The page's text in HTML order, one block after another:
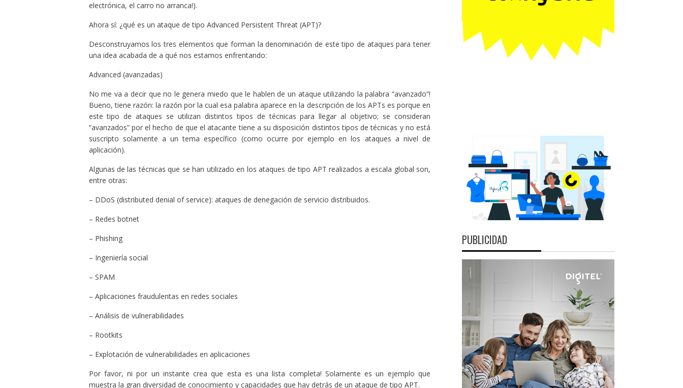
electrónica, el carro no arranca!).
Ahora sí: ¿qué es un ataque de tipo Advanced Persistent Threat (APT)?
Desconstruyamos los tres elementos que forman la denominación de este tipo de ataques para tener
una idea acabada de a qué nos estamos enfrentando:
Advanced (avanzadas)
No me va a decir que no le genera miedo que le hablen de un ataque utilizando la palabra “avanzado”!
Bueno, tiene razón: la razón por la cual esa palabra aparece en la descripción de los APTs es porque en
este tipo de ataques se utilizan distintos tipos de técnicas para llegar al objetivo; se consideran
“avanzados” por el hecho de que el atacante tiene a su disposición distintos tipos de técnicas y no está
suscripto solamente a un tema específico (como ocurre por ejemplo en los ataques a nivel de
aplicación).
Algunas de las técnicas que se han utilizado en los ataques de tipo APT realizados a escala global son,
entre otras:
– DDoS (distributed denial of service): ataques de denegación de servicio distribuidos.
– Redes botnet
– Phishing
– Ingeniería social
– SPAM
– Aplicaciones fraudulentas en redes sociales
– Análisis de vulnerabilidades
– Rootkits
– Explotación de vulnerabilidades en aplicaciones
Por favor, ni por un instante crea que esta es una lista completa! Solamente es un ejemplo que
muestra la gran diversidad de conocimiento y capacidades que hay detrás de un ataque de tipo APT.
PUBLICIDAD